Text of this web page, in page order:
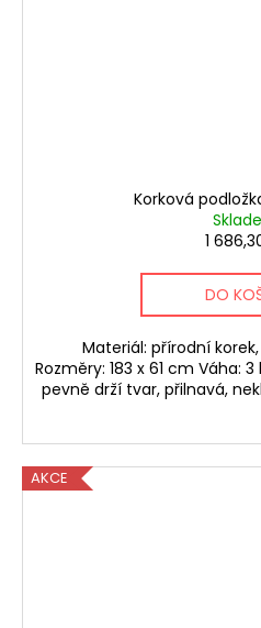
Korková
1
DO
Materiál: přírodní
Rozměry: 183 x 61 cm Váha:
pevně drží tvar, přilnavá,
AKCE
HLEDAT